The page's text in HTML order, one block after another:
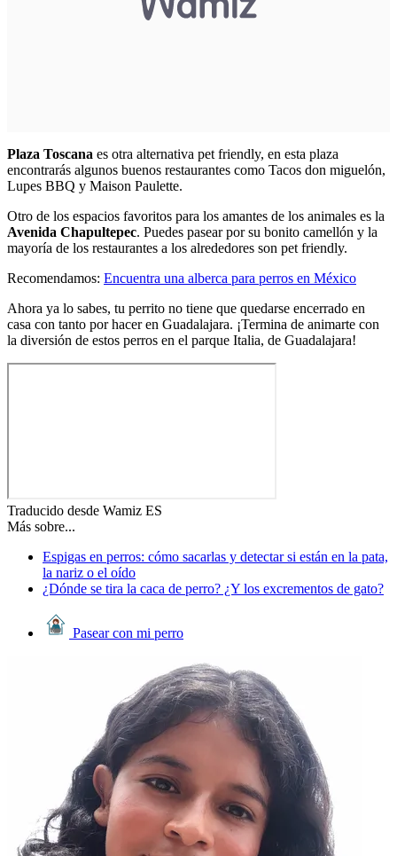
Plaza Toscana es otra alternativa pet friendly, en esta plaza
encontrarás algunos buenos restaurantes como Tacos don miguelón,
Lupes BBQ y Maison Paulette.
Otro de los espacios favoritos para los amantes de los animales es la
Avenida Chapultepec. Puedes pasear por su bonito camellón y la
mayoría de los restaurantes a los alrededores son pet friendly.
Recomendamos: Encuentra una alberca para perros en México
Ahora ya lo sabes, tu perrito no tiene que quedarse encerrado en
casa con tanto por hacer en Guadalajara. ¡Termina de animarte con
la diversión de estos perros en el parque Italia, de Guadalajara!
Traducido desde Wamiz ES
Más sobre...
Espigas en perros: cómo sacarlas y detectar si están en la pata,
la nariz o el oído
¿Dónde se tira la caca de perro​? ¿Y los excrementos de gato?
Pasear con mi perro